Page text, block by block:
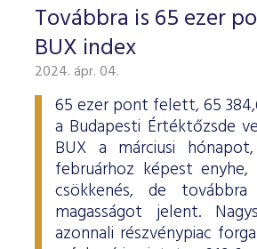
Továbbra is 65 ezer
BUX index
2024. ápr. 04.
65 ezer pont felett, 65
a Budapesti Értéktőzsde
BUX a márciusi
februárhoz képest enyhe,
csökkenés, de
magasságot jelent.
azonnali részvénypiac